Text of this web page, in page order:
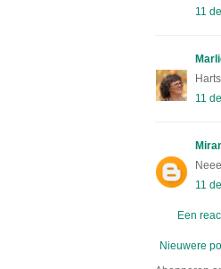
11
11
11
Een
Nieuwere